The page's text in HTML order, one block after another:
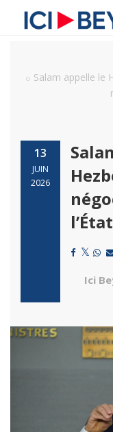
Salam appelle le
13
JUIN
2026
l’État
Ici